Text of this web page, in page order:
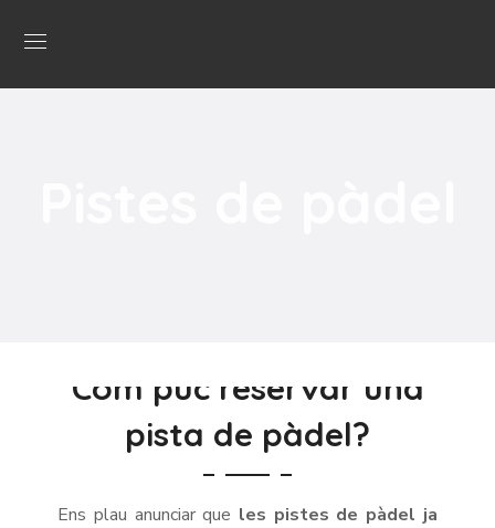
Com puc reservar una
pista de pàdel?
Ens plau anunciar que les pistes de pàdel ja